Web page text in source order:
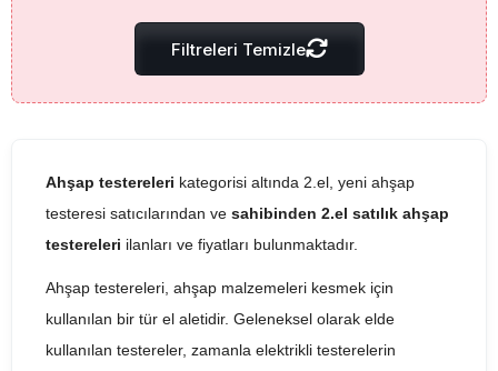
Filtreleri Temizle
Ahşap testereleri kategorisi altında 2.el, yeni ahşap
testeresi satıcılarından ve sahibinden 2.el satılık ahşap
testereleri ilanları ve fiyatları bulunmaktadır.
Ahşap testereleri, ahşap malzemeleri kesmek için
kullanılan bir tür el aletidir. Geleneksel olarak elde
kullanılan testereler, zamanla elektrikli testerelerin